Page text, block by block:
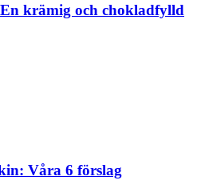
krämig och chokladfylld
Våra 6 förslag